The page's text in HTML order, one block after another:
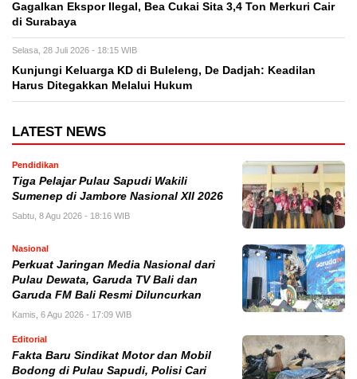
Gagalkan Ekspor Ilegal, Bea Cukai Sita 3,4 Ton Merkuri Cair
di Surabaya
Selasa, 28 Juli 2026 - 18:15 WIB
Kunjungi Keluarga KD di Buleleng, De Dadjah: Keadilan
Harus Ditegakkan Melalui Hukum
LATEST NEWS
Pendidikan
Tiga Pelajar Pulau Sapudi Wakili
Sumenep di Jambore Nasional XII 2026
Sabtu, 8 Agu 2026 - 18:16 WIB
Nasional
Perkuat Jaringan Media Nasional dari
Pulau Dewata, Garuda TV Bali dan
Garuda FM Bali Resmi Diluncurkan
Kamis, 6 Agu 2026 - 17:09 WIB
Editorial
Fakta Baru Sindikat Motor dan Mobil
Bodong di Pulau Sapudi, Polisi Cari